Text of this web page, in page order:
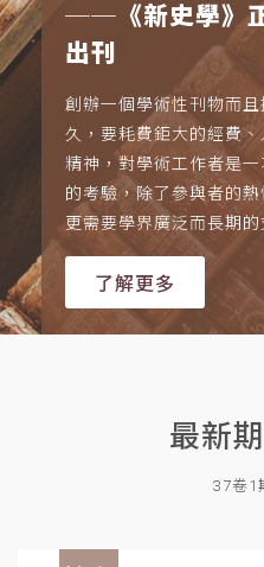
──《新史學》
出刊
創辦一個學術性刊物而且
久，要耗費鉅大的經費、
精神，對學術工作者是一
的考驗，除了參與者的
更需要學界廣泛而長期的
了解更多
最新
37卷1